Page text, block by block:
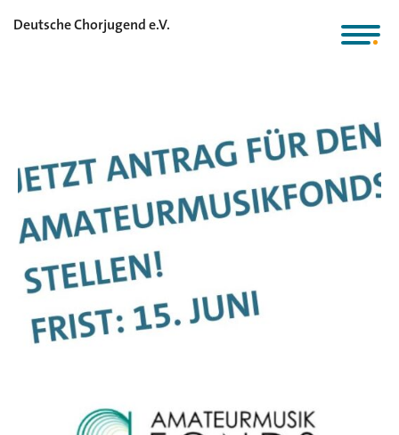
Deutsche Chorjugend e.V.